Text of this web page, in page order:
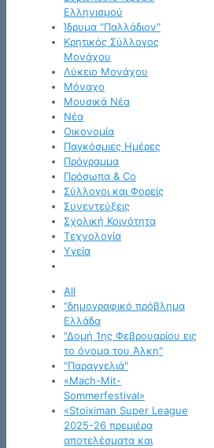
Ελληνισμού
Ίδρυμα "Παλλάδιον"
Κρητικός Σύλλογος
Μονάχου
Λύκειο Μονάχου
Μόναχο
Μουσικά Νέα
Νέα
Οικονομία
Παγκόσμιες Ημέρες
Πρόγραμμα
Πρόσωπα & Co
Σύλλογοι και Φορείς
Συνεντεύξεις
Σχολική Κοινότητα
Τεχνολογία
Υγεία
All
"δημογραφικό πρόβλημα
Ελλάδα
"Δομή 1ης Φεβρουαρίου εις
το όνομα του Άλκη"
"Παραγγελιά"
«Mach-Mit-
Sommerfestival»
«Stoiximan Super League
2025-26 πρεμιέρα
αποτελέσματα και